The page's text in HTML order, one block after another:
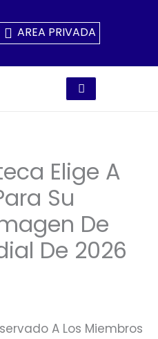
AREA PRIVADA
Elige A
Su
De
De 2026
A Los Miembros